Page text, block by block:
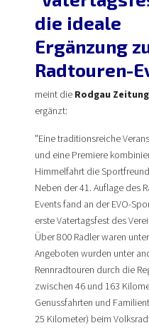
die ideale
Ergänzung
Radtouren-
meint die Rodgau Zeitung
ergänzt:
"Eine traditionsreiche
und eine Premiere
Himmelfahrt die
Neben der 41. Auflage des
Events fand an der EVO-
erste Vatertagsfest des
Über 800 Radler waren
Angeboten wurden unter
Rennradtouren durch die
zwischen 46 und 163
Genussfahrten und
25 Kilometer) beim